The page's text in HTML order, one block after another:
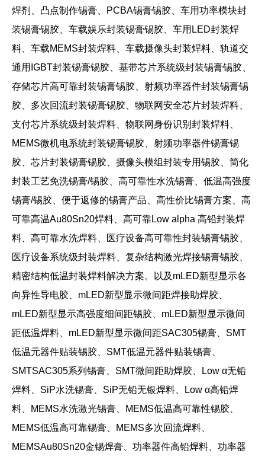
焊剂、凸点制作锡膏、
PCBA锡膏锡胶、车用功率模块封
装锡膏锡胶、车载娱乐封装锡膏锡胶、车用 LED封装焊
料、车载MEMS封装焊料、车载摄像头封装焊料、轨道交
通用 IGBT封装锡膏锡胶、基带芯片系统级封装锡膏锡胶、
存储芯片高可靠封装锡膏锡胶、射频功率器件封装锡膏锡
胶 、多次回流封装锡膏锡胶、物联网安全芯片封装焊料、
支付芯片系统级封装焊料、物联网身份识别封装焊料、
MEMS微机电系统封装锡膏锡胶、射频功率器件锡膏锡
胶、芯片封装锡膏锡胶、摄像头模组封装专用锡胶、简化
封装工艺免洗锡膏/锡胶、高可靠性水洗锡膏、低温高强度
锡膏/锡胶、便于返修的锡膏产品、高性价比锡膏方案、高
可靠高温Au80Sn20焊料、高可靠Low alpha 高铅封装焊
料、高可靠水洗焊料、医疗设备高可靠性封装锡膏锡胶、
医疗设备系统级封装焊料、复杂结构激光焊接锡膏锡胶、
精密结构低温封装焊料解决方案。以及 mLED新型显示各
向异性导电胶、mLED新型显示微间距焊接助焊胶、
mLED新型显示高强度细间距锡胶、mLED新型显示微间
距低温焊料、mLED新型显示微间距SAC305锡膏、SMT
低温元器件贴装锡胶、SMT低温元器件贴装锡膏、
SMTSAC305系列锡膏、SMT微间距助焊胶、Low α无铅
焊料、SiP水洗锡膏、SiP无铅无银焊料、Low α高铅焊
料、MEMS水洗激光锡膏、MEMS低温高可靠性锡胶、
MEMS低温高可靠锡膏、MEMS多次回流焊料、
MEMSAu80Sn20金锡焊膏、功率器件高铅焊料、功率器